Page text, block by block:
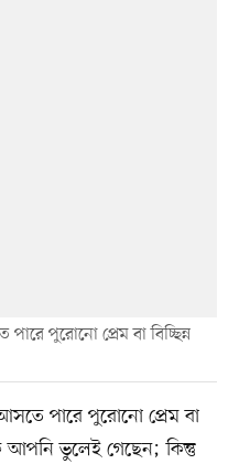
পুরোনো প্রেম বা বিচ্ছিন্ন
পারে পুরোনো প্রেম বা
আপনি ভুলেই গেছেন; কিন্তু